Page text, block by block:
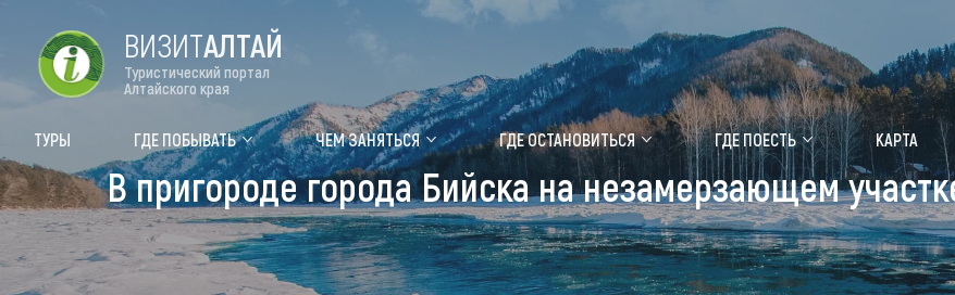
Цветение маральника Медицинский форум
Туры Где побывать
Объекты природы
Чем заняться
Календарь событий
ВИЗИТАЛТАЙ
Туристический портал
Алтайского края
ТУРЫ ГДЕ ПОБЫВАТЬ ЧЕМ ЗАНЯТЬСЯ ГДЕ ОСТАНОВИТЬСЯ ГДЕ ПОЕСТЬ КАРТА
В пригороде города Бийска на незамерзающем